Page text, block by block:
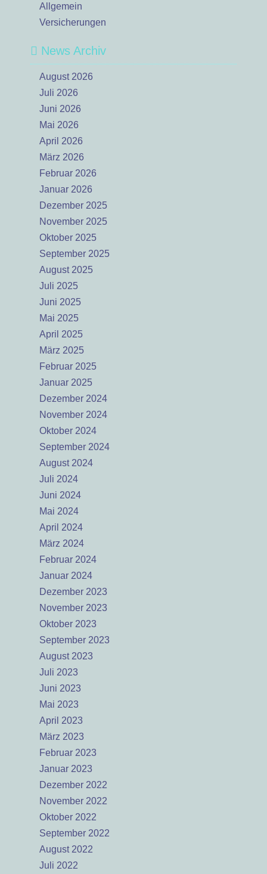
Allgemein
Versicherungen
News Archiv
August 2026
Juli 2026
Juni 2026
Mai 2026
April 2026
März 2026
Februar 2026
Januar 2026
Dezember 2025
November 2025
Oktober 2025
September 2025
August 2025
Juli 2025
Juni 2025
Mai 2025
April 2025
März 2025
Februar 2025
Januar 2025
Dezember 2024
November 2024
Oktober 2024
September 2024
August 2024
Juli 2024
Juni 2024
Mai 2024
April 2024
März 2024
Februar 2024
Januar 2024
Dezember 2023
November 2023
Oktober 2023
September 2023
August 2023
Juli 2023
Juni 2023
Mai 2023
April 2023
März 2023
Februar 2023
Januar 2023
Dezember 2022
November 2022
Oktober 2022
September 2022
August 2022
Juli 2022